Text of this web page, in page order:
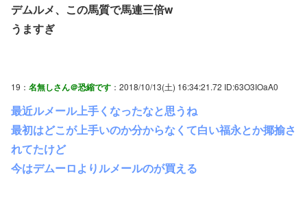
デムルメ、この馬質で馬連三倍w
うますぎ
19： 名無しさん＠恐縮です ：2018/10/13(土) 16:34:21.72 ID:63O3IOaA0
最近ルメール上手くなったなと思うね
最初はどこが上手いのか分からなくて白い福永とか揶揄さ
れてたけど
今はデムーロよりルメールのが買える